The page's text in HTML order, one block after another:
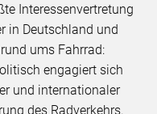
Interessenvertretung
in Deutschland und
ums Fahrrad:
engagiert sich
und internationaler
des Radverkehrs.